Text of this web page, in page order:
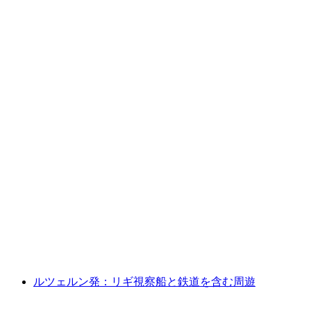
ルツェルン発：リギ視察船と鉄道を含む周遊